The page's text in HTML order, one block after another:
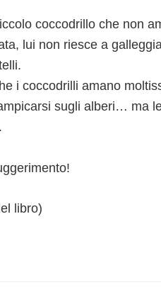
coccodrillo che non
lui non riesce a
i coccodrilli amano
sugli alberi… ma
libro)